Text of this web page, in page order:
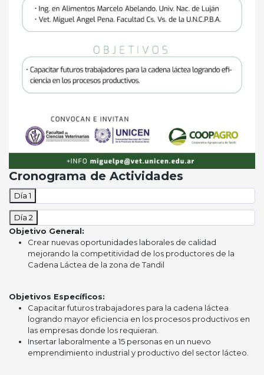
Cronograma de Actividades
Día 1
Día 2
Objetivo General:
Crear nuevas oportunidades laborales de calidad
mejorando la competitividad de los productores de la
Cadena Láctea de la zona de Tandil
Objetivos Específicos:
Capacitar futuros trabajadores para la cadena láctea
logrando mayor eficiencia en los procesos productivos en
las empresas donde los requieran.
Insertar laboralmente a 15 personas en un nuevo
emprendimiento industrial y productivo del sector lácteo.